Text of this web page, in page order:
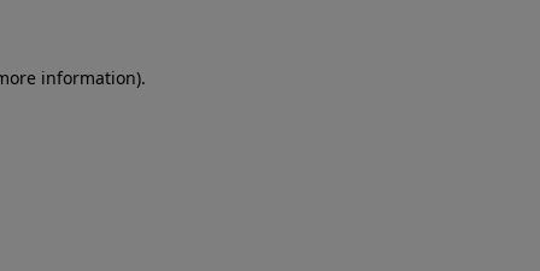
information).